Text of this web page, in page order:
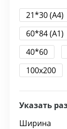
21*30 (А4)
60*84 (А1)
40*60
100x200
Указать
Ширина